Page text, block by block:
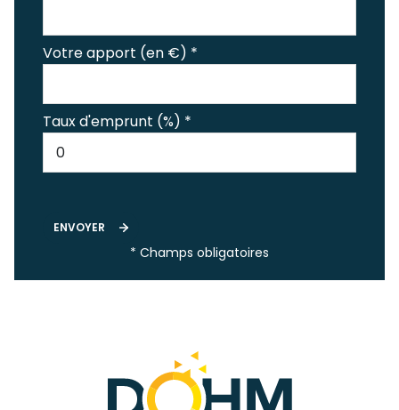
Votre apport (en €) *
Taux d'emprunt (%) *
ENVOYER
* Champs obligatoires